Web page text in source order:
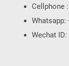
Cellphone
Whatsapp:
Wechat ID: